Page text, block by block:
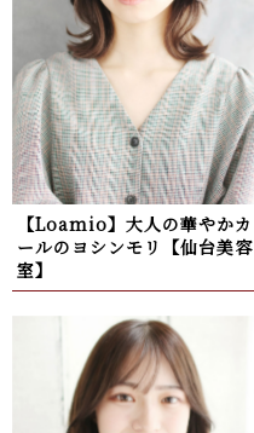
【Loamio】大人の華やかカ
ールのヨシンモリ【仙台美容
室】